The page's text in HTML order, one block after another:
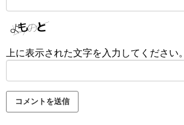
上に表示された文字を入力してください。